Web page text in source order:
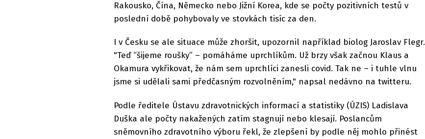
Rakousko, Čína, Německo nebo Jižní Korea, kde se počty pozitivních testů v
poslední době pohybovaly ve stovkách tisíc za den.
I v Česku se ale situace může zhoršit, upozornil například biolog Jaroslav Flegr.
"Teď “šijeme roušky” – pomáháme uprchlíkům. Už brzy však začnou Klaus a
Okamura vykřikovat, že nám sem uprchlíci zanesli covid. Tak ne – i tuhle vlnu
jsme si udělali sami předčasným rozvolněním," napsal nedávno na twitteru.
Podle ředitele Ústavu zdravotnických informací a statistiky (ÚZIS) Ladislava
Duška ale počty nakažených zatím stagnují nebo klesají. Poslancům
sněmovního zdravotního výboru řekl, že zlepšení by podle něj mohlo přinést